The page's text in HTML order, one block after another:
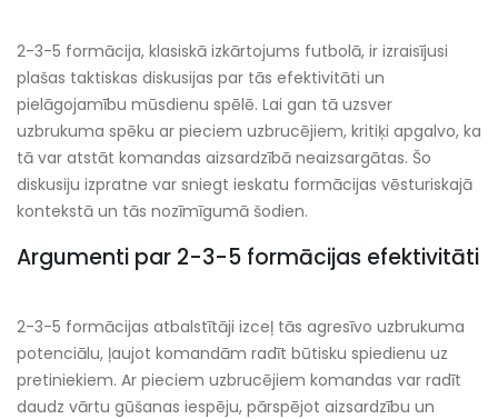
2-3-5 formācija, klasiskā izkārtojums futbolā, ir izraisījusi
plašas taktiskas diskusijas par tās efektivitāti un
pielāgojamību mūsdienu spēlē. Lai gan tā uzsver
uzbrukuma spēku ar pieciem uzbrucējiem, kritiķi apgalvo, ka
tā var atstāt komandas aizsardzībā neaizsargātas. Šo
diskusiju izpratne var sniegt ieskatu formācijas vēsturiskajā
kontekstā un tās nozīmīgumā šodien.
Argumenti par 2-3-5 formācijas efektivitāti
2-3-5 formācijas atbalstītāji izceļ tās agresīvo uzbrukuma
potenciālu, ļaujot komandām radīt būtisku spiedienu uz
pretiniekiem. Ar pieciem uzbrucējiem komandas var radīt
daudz vārtu gūšanas iespēju, pārspējot aizsardzību un